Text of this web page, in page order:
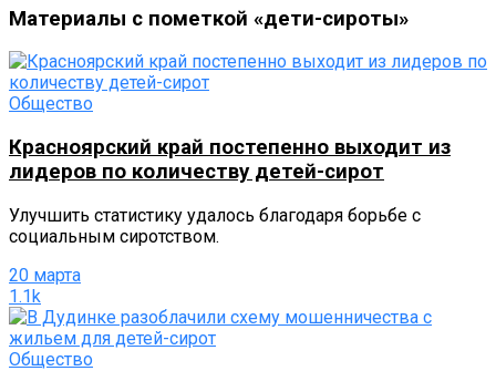
Материалы с пометкой «дети-сироты»
Общество
Красноярский край постепенно выходит из
лидеров по количеству детей-сирот
Улучшить статистику удалось благодаря борьбе с
социальным сиротством.
20 марта
1.1k
Общество